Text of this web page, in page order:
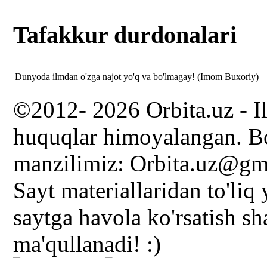
Tafakkur durdonalari
Dunyoda ilmdan o'zga najot yo'q va bo'lmagay! (Imom Buxoriy)
©2012- 2026 Orbita.uz -
huquqlar himoyalangan.
manzilimiz:
Sayt materiallaridan
saytga havola ko'rsatish
ma'qullanadi! :)